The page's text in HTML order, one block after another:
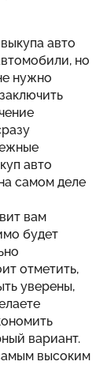
авто
но
нужно
авто
самом деле
вам
будет
отметить,
уверены,
вариант.
высоким